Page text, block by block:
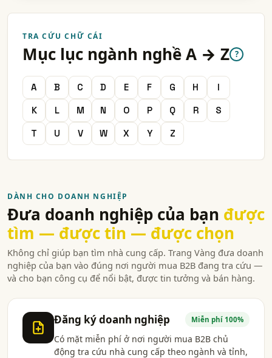
TRA CỨU CHỮ CÁI
Mục lục ngành nghề A → Z ?
A B C D E F G H
I
K
L M N O P Q R
S
T
U V W X Y Z
DÀNH CHO DOANH NGHIỆP
Đưa doanh nghiệp của bạn được
tìm — được tin — được chọn
Không chỉ giúp bạn tìm nhà cung cấp. Trang Vàng đưa doanh
nghiệp của bạn vào đúng nơi người mua B2B đang tra cứu —
và cho bạn công cụ để nổi bật, được tin tưởng và bán hàng.
Đăng ký doanh nghiệp Miễn phí 100%
Có mặt miễn phí ở nơi người mua B2B chủ
động tra cứu nhà cung cấp theo ngành và tỉnh,